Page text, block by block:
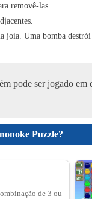
removê-las.
joia. Uma bomba destrói
pode ser jogado em
Puzzle?
de 3 ou